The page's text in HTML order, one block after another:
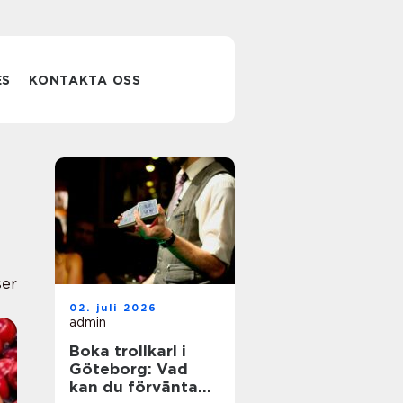
KONTAKTA OSS
02. juli 2026
admin
Boka trollkarl i
Göteborg: Vad
kan du förvänta